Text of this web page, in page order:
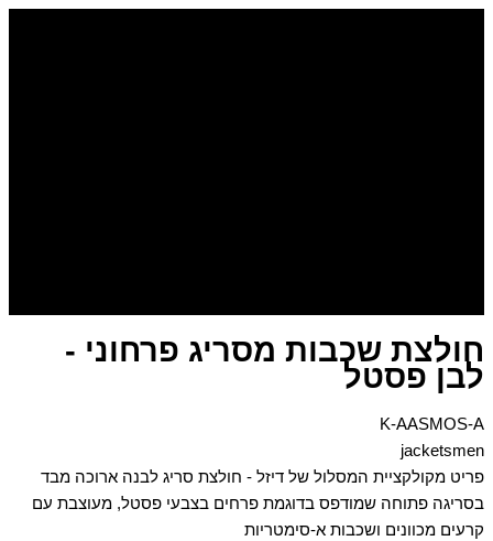
דילוג
חולצת שכבות מסריג פרחוני -
לבן פסטל
K-AASMOS-A
jacketsmen
פריט מקולקציית המסלול של דיזל - חולצת סריג לבנה ארוכה מבד
בסריגה פתוחה שמודפס בדוגמת פרחים בצבעי פסטל, מעוצבת עם
קרעים מכוונים ושכבות א-סימטריות